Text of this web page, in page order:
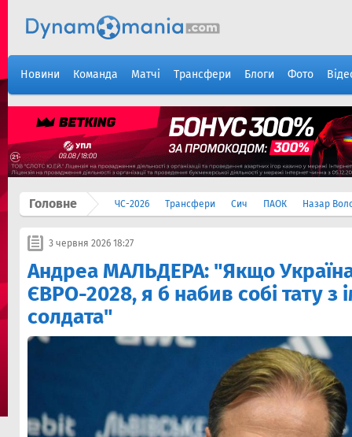
Новини Команда Матчі Трансфери Блоги Фото
Головне ЧС-2026 Трансфери Сич ПАОК Назар
3 червня 2026 18:27
Андреа МАЛЬДЕРА: "Якщо
ЄВРО-2028, я б набив собі тату з
солдата"